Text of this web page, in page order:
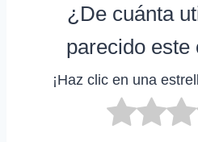
¿De cuánta
parecido este
¡Haz clic en una